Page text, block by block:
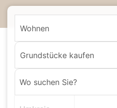
Wohnen
Grundstücke kaufen